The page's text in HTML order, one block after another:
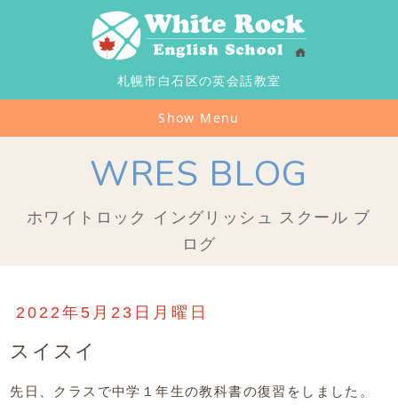
札幌市白石区の英会話教室
Show Menu
WRES BLOG
ホワイトロック イングリッシュ スクール ブ
ログ
2022年5月23日月曜日
スイスイ
先日、クラスで中学１年生の教科書の復習をしました。